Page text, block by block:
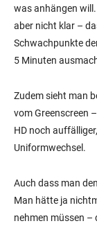
was anhängen
aber nicht klar –
Schwachpunkte
5 Minuten
Zudem sieht man
vom Greenscreen
HD noch
Uniformwechsel.
Auch dass man
Man hätte ja
nehmen müssen –